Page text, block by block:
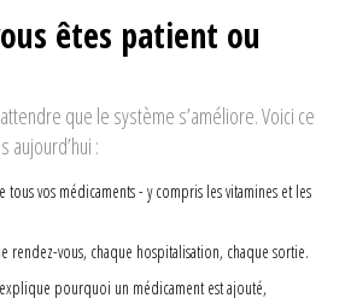
êtes patient ou
que le système s’améliore. Voici ce
aujourd’hui :
tous vos médicaments - y compris les vitamines et les
rendez-vous, chaque hospitalisation, chaque sortie.
pourquoi un médicament est ajouté,